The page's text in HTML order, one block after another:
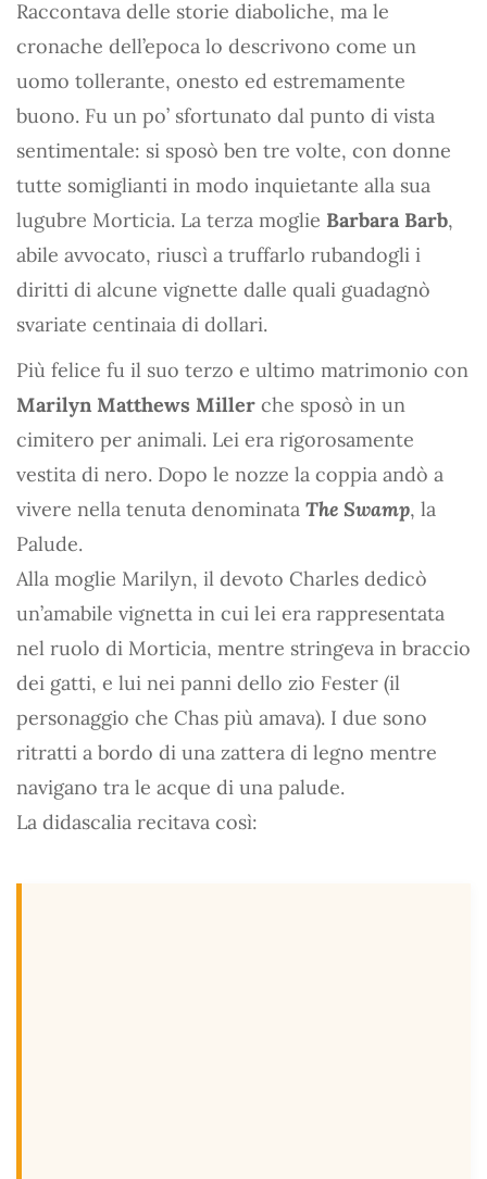
Raccontava delle storie diaboliche, ma le
cronache dell’epoca lo descrivono come un
uomo tollerante, onesto ed estremamente
buono. Fu un po’ sfortunato dal punto di vista
sentimentale: si sposò ben tre volte, con donne
tutte somiglianti in modo inquietante alla sua
lugubre Morticia. La terza moglie Barbara Barb,
abile avvocato, riuscì a truffarlo rubandogli i
diritti di alcune vignette dalle quali guadagnò
svariate centinaia di dollari.
Più felice fu il suo terzo e ultimo matrimonio con
Marilyn Matthews Miller che sposò in un
cimitero per animali. Lei era rigorosamente
vestita di nero. Dopo le nozze la coppia andò a
vivere nella tenuta denominata The Swamp, la
Palude.
Alla moglie Marilyn, il devoto Charles dedicò
un’amabile vignetta in cui lei era rappresentata
nel ruolo di Morticia, mentre stringeva in braccio
dei gatti, e lui nei panni dello zio Fester (il
personaggio che Chas più amava). I due sono
ritratti a bordo di una zattera di legno mentre
navigano tra le acque di una palude.
La didascalia recitava così: